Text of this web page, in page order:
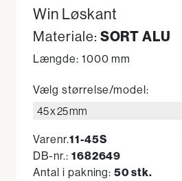
Win Løskant
Materiale: SORT ALU
Længde: 1000 mm
Vælg størrelse/model:
45 x 25 mm
Varenr.11-45S
DB-nr.: 1682649
Antal i pakning:50 stk.